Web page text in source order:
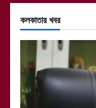
কলকাতার খবর